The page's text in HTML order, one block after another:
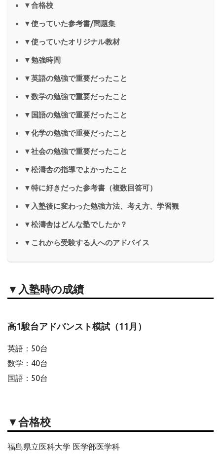
▼合格校
▼使っていた参考書/問題集
▼使っていたオリジナル教材
▼勉強時間
▼英語の勉強で重要だったこと
▼数学の勉強で重要だったこと
▼国語の勉強で重要だったこと
▼化学の勉強で重要だったこと
▼社会の勉強で重要だったこと
▼松濤舎の指導でよかったこと
▼特に好きだった参考書（複数回答可）
▼入塾後に変わった勉強方法、考え方、学習観
▼松濤舎はどんな塾でしたか？
▼これから受験する人へのアドバイス
▼入塾時の成績
高1駿台アドバンスト模試（11月）
英語：50台
数学：40台
国語：50台
▼合格校
福島県立医科大学 医学部医学科